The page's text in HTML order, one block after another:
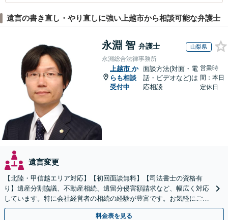
遺言の書き直し・やり直しに強い上越市から相談可能な弁護士
永淵 智 弁護士 山梨県
永淵総合法律事務所
上越市 か
らも相談
受付中
面談方法(対面・電
話・ビデオなど)は
応相談
営業時
間：本日
定休日
遺言変更
【北陸・甲信越エリア対応】【初回面談無料】【司法書士の資格有
り】遺産分割協議、不動産相続、遺留分侵害額請求など、幅広く対応
しています。特に会社経営者の相続の経験が豊富です。お気軽にご相
談ください。【休日・夜間面談可】【オンライン面談可】
料金表を見る